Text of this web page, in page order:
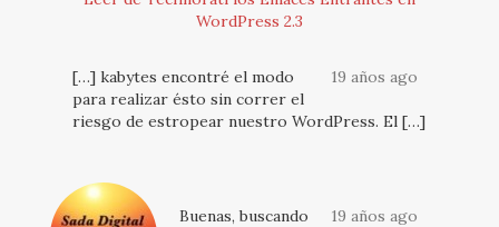
WordPress 2.3
19 años ago
[…] kabytes encontré el modo
para realizar ésto sin correr el
riesgo de estropear nuestro WordPress. El […]
19 años ago
Buenas, buscando